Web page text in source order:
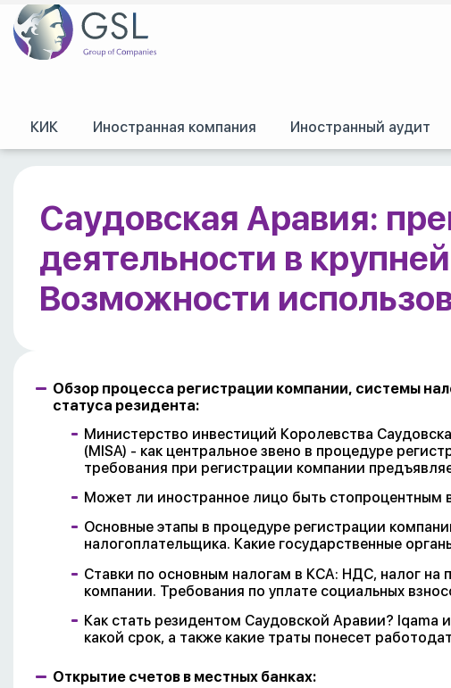
КИК Иностранная компания Иностранный аудит
GSL/Оффшорные конференции, семинары и обучение/Доклады, стенограммы
Саудовская Аравия:
деятельности в
Возможности
Обзор процесса регистрации компании, системы
статуса резидента:
Министерство инвестиций Королевства
(MISA) - как центральное звено в процедуре
требования при регистрации компании
Может ли иностранное лицо быть стопроцентным
Основные этапы в процедуре регистрации
налогоплательщика. Какие государственные
Ставки по основным налогам в КСА: НДС, налог
компании. Требования по уплате социальных
Как стать резидентом Саудовской Аравии? Iqama
какой срок, а также какие траты понесет
Открытие счетов в местных банках: